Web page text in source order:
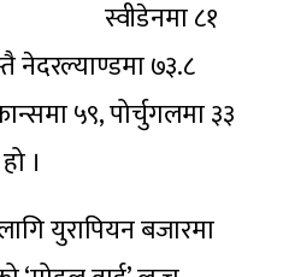
स्वीडेनमा ८१
नेदरल्याण्डमा ७३.८
५९, पोर्चुगलमा ३३
।
युरापियन बजारमा